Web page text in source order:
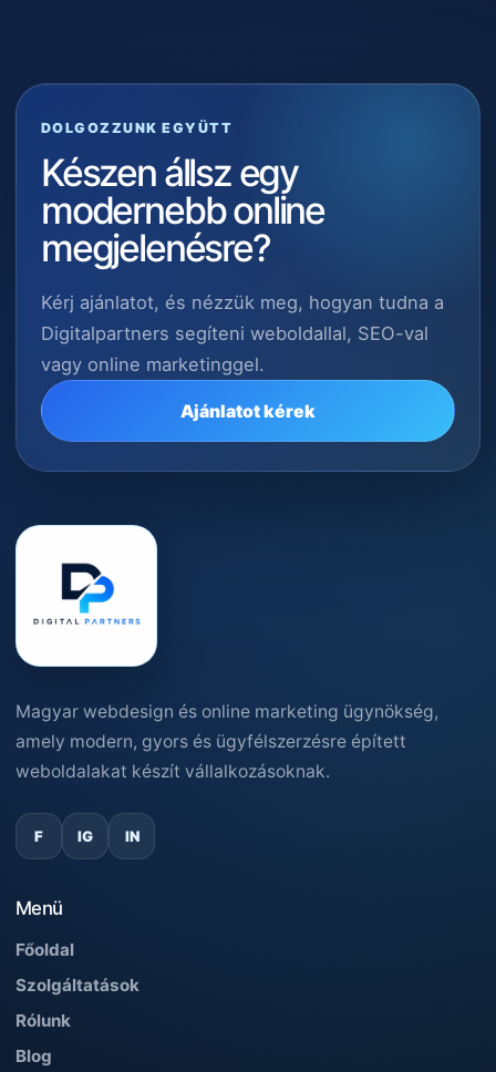
DOLGOZZUNK EGYÜTT
Készen állsz egy
modernebb online
megjelenésre?
Kérj ajánlatot, és nézzük meg, hogyan tudna a
Digitalpartners segíteni weboldallal, SEO-val
vagy online marketinggel.
Ajánlatot kérek
Magyar webdesign és online marketing ügynökség,
amely modern, gyors és ügyfélszerzésre épített
weboldalakat készít vállalkozásoknak.
F IG IN
Menü
Főoldal
Szolgáltatások
Rólunk
Blog